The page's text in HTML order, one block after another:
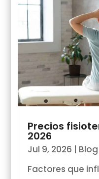
Precios
2026
Jul 9, 2026 | Blog
Factores que